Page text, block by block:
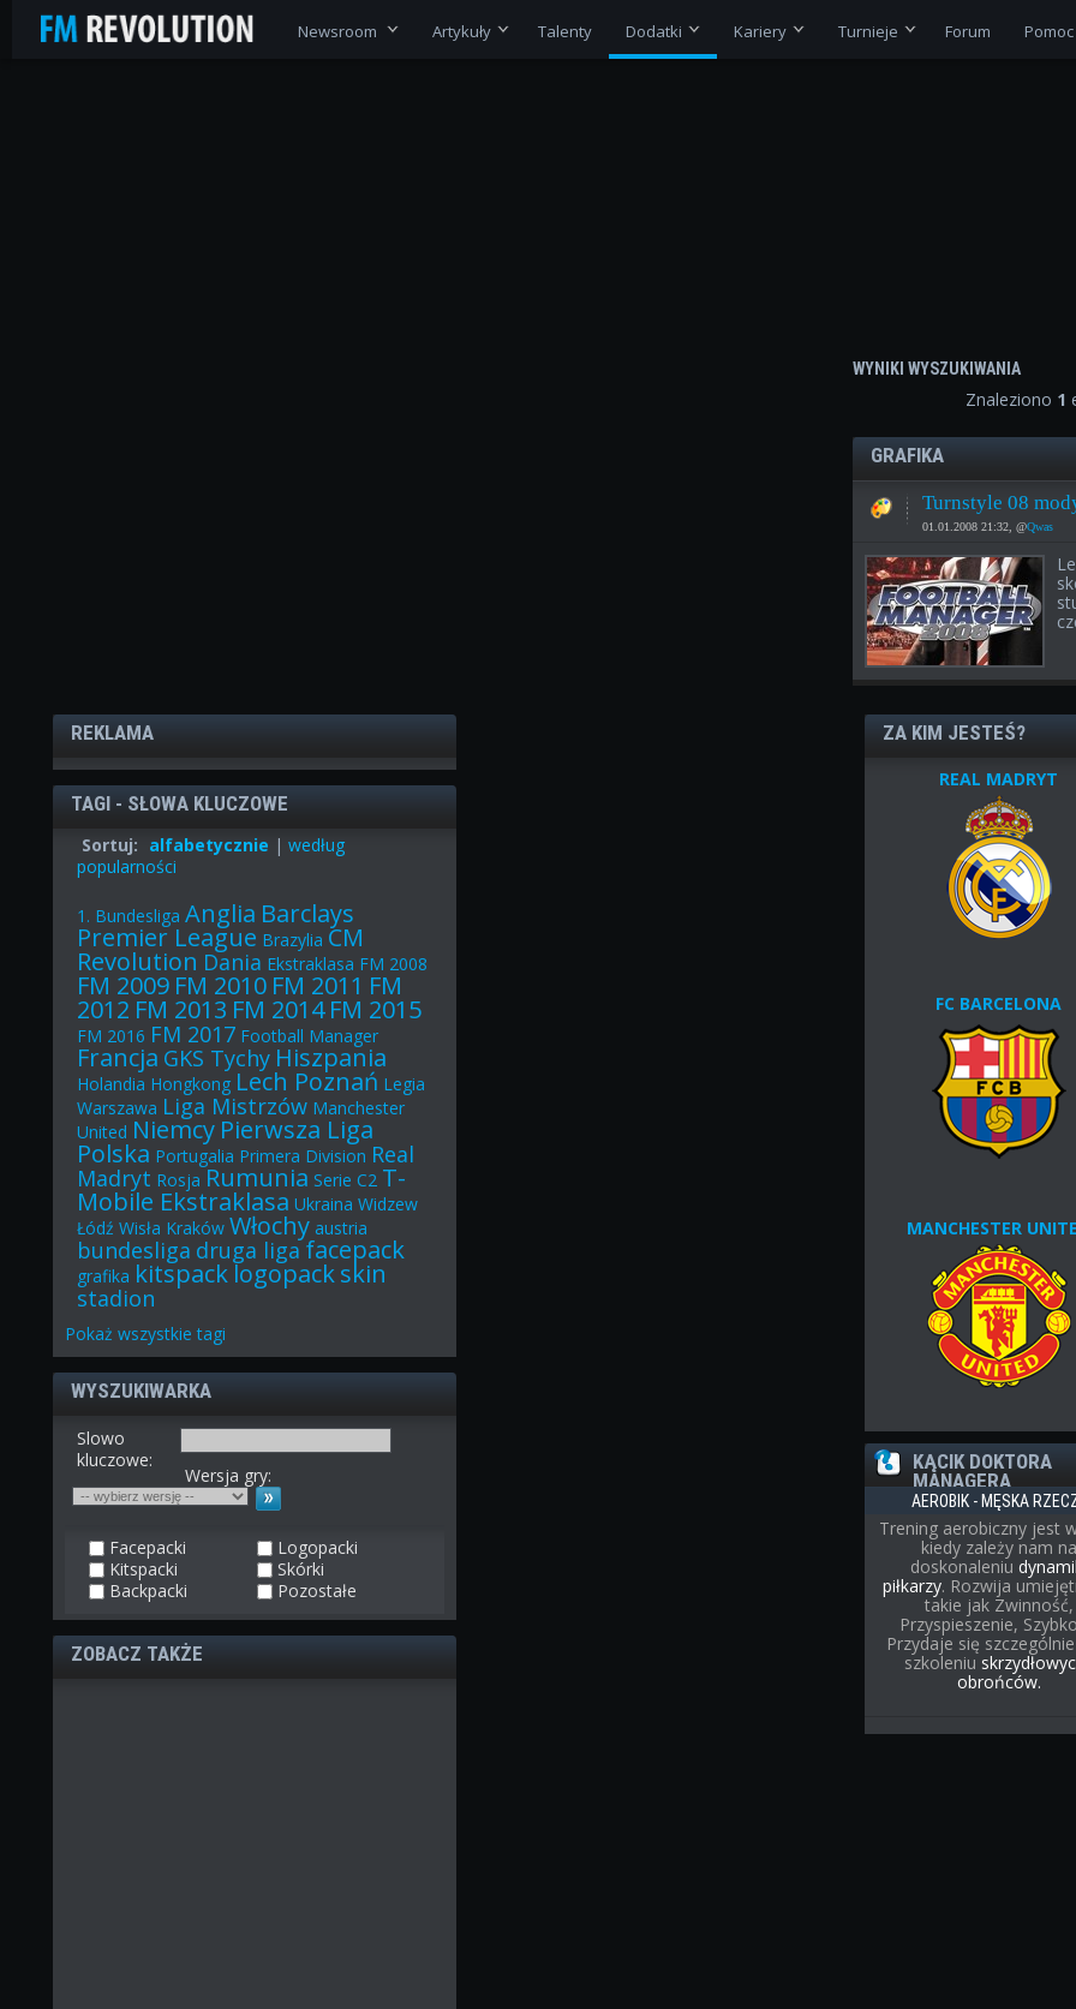
Newsroom Artykuły Talenty Dodatki Kariery Turnieje Forum Pomoc
WYNIKI WYSZUKIWANIA
Znaleziono 1
GRAFIKA
Turnstyle 08
01.01.2008 21:32, @Qwas
REKLAMA
TAGI - SŁOWA KLUCZOWE
Sortuj: alfabetycznie | według
popularności
1. Bundesliga Anglia Barclays
Premier League Brazylia CM
Revolution Dania Ekstraklasa FM 2008
FM 2009 FM 2010 FM 2011 FM
2012 FM 2013 FM 2014 FM 2015
FM 2016 FM 2017 Football Manager
Francja GKS Tychy Hiszpania
Holandia Hongkong Lech Poznań Legia
Warszawa Liga Mistrzów Manchester
United Niemcy Pierwsza Liga
Polska Portugalia Primera Division Real
Madryt Rosja Rumunia Serie C2 T-
Mobile Ekstraklasa Ukraina Widzew
Łódź Wisła Kraków Włochy austria
bundesliga druga liga facepack
grafika kitspacklogopack skin
stadion
Pokaż wszystkie tagi
WYSZUKIWARKA
Slowo
kluczowe:
Wersja gry:
Facepacki
Logopacki
Kitspacki
Skórki
Backpacki
Pozostałe
ZOBACZ TAKŻE
ZA KIM JESTEŚ?
REAL MADRYT
FC BARCELONA
MANCHESTER
KĄCIK DOKTORA
MANAGERA
AEROBIK - MĘSKA
Trening aerobiczny jest
kiedy zależy nam na
doskonaleniu
piłkarzy. Rozwija
takie jak Zwinność,
Przyspieszenie,
Przydaje się
szkoleniu
obrońców.